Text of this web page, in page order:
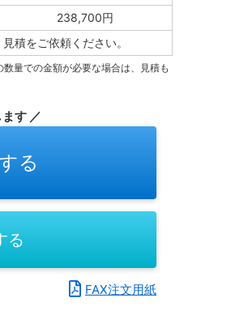
238,700円
見積をご依頼ください。
量での金額が必要な場合は、見積も
す ／
る
る
FAX注文用紙